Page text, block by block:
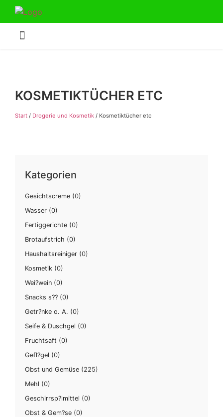
KOSMETIKTÜCHER ETC
Start / Drogerie und Kosmetik / Kosmetiktücher etc
Kategorien
Gesichtscreme (0)
Wasser (0)
Fertiggerichte (0)
Brotaufstrich (0)
Haushaltsreiniger (0)
Kosmetik (0)
Wei?wein (0)
Snacks s?? (0)
Getr?nke o. A. (0)
Seife & Duschgel (0)
Fruchtsaft (0)
Gefl?gel (0)
Obst und Gemüse (225)
Mehl (0)
Geschirrsp?lmittel (0)
Obst & Gem?se (0)